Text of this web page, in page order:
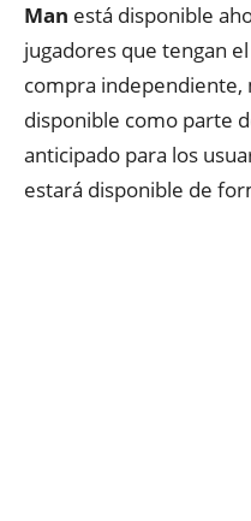
Man está disponible
jugadores que tengan el
compra independiente,
disponible como parte
anticipado para los
estará disponible de